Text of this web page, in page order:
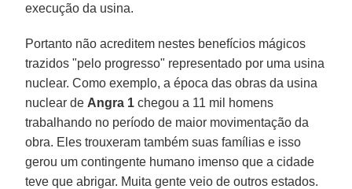
execução da usina.
Portanto não acreditem nestes benefícios mágicos
trazidos "pelo progresso" representado por uma usina
nuclear. Como exemplo, a época das obras da usina
nuclear de Angra 1 chegou a 11 mil homens
trabalhando no período de maior movimentação da
obra. Eles trouxeram também suas famílias e isso
gerou um contingente humano imenso que a cidade
teve que abrigar. Muita gente veio de outros estados.